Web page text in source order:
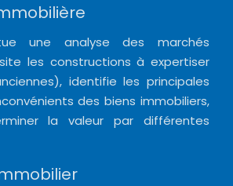
une analyse des marchés
les constructions à expertiser
identifie les principales
des biens immobiliers,
la valeur par différentes